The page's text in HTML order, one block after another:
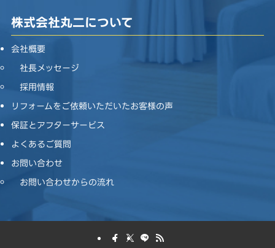
株式会社丸二について
会社概要
社長メッセージ
採用情報
リフォームをご依頼いただいたお客様の声
保証とアフターサービス
よくあるご質問
お問い合わせ
お問い合わせからの流れ